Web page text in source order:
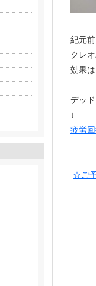
紀元
クレ
効果
デッ
↓
疲労
☆ご